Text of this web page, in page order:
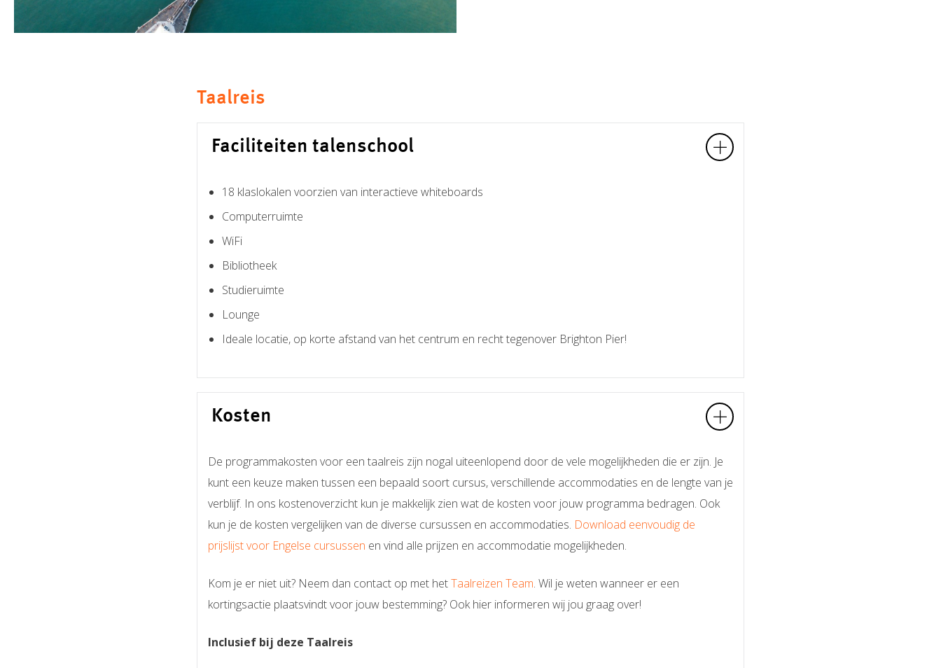
Taalreis
Faciliteiten talenschool
18 klaslokalen voorzien van interactieve whiteboards
Computerruimte
WiFi
Bibliotheek
Studieruimte
Lounge
Ideale locatie, op korte afstand van het centrum en recht tegenover Brighton Pier!
Kosten
De programmakosten voor een taalreis zijn nogal uiteenlopend door de vele mogelijkheden die er zijn. Je
kunt een keuze maken tussen een bepaald soort cursus, verschillende accommodaties en de lengte van je
verblijf. In ons kostenoverzicht kun je makkelijk zien wat de kosten voor jouw programma bedragen. Ook
kun je de kosten vergelijken van de diverse cursussen en accommodaties. Download eenvoudig de
prijslijst voor Engelse cursussen en vind alle prijzen en accommodatie mogelijkheden.
Kom je er niet uit? Neem dan contact op met hetTaalreizen Team. Wil je weten wanneer er een
kortingsactie plaatsvindt voor jouw bestemming? Ook hier informeren wij jou graag over!
Inclusief bij deze Taalreis